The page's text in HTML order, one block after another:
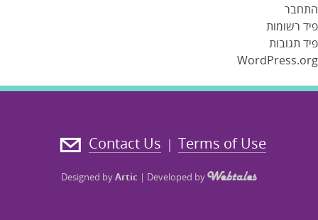
התחבר
פיד רשומות
פיד תגובות
WordPress.org
Terms of Use
|
Contact Us
Designed byArtic | Developed by